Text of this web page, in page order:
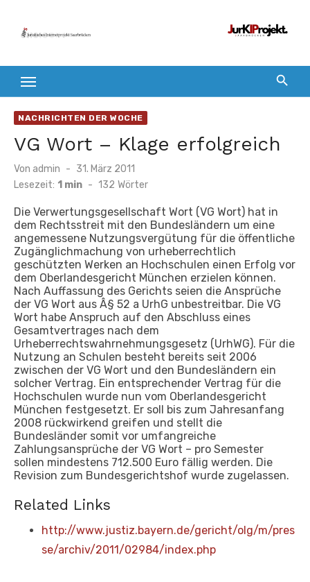
Inhalt
NACHRICHTEN DER WOCHE
VG Wort – Klage erfolgreich
Von admin
Veröffentlicht
am
31. März 2011
Lesezeit: 1 min - 132 Wörter
Die Verwertungsgesellschaft Wort (VG Wort) hat in
dem Rechtsstreit mit den Bundesländern um eine
angemessene Nutzungsvergütung für die öffentliche
Zugänglichmachung von urheberrechtlich
geschützten Werken an Hochschulen einen Erfolg vor
dem Oberlandesgericht München erzielen können.
Nach Auffassung des Gerichts seien die Ansprüche
der VG Wort aus Â§ 52 a UrhG unbestreitbar. Die VG
Wort habe Anspruch auf den Abschluss eines
Gesamtvertrages nach dem
Urheberrechtswahrnehmungsgesetz (UrhWG). Für die
Nutzung an Schulen besteht bereits seit 2006
zwischen der VG Wort und den Bundesländern ein
solcher Vertrag. Ein entsprechender Vertrag für die
Hochschulen wurde nun vom Oberlandesgericht
München festgesetzt. Er soll bis zum Jahresanfang
2008 rückwirkend greifen und stellt die
Bundesländer somit vor umfangreiche
Zahlungsansprüche der VG Wort – pro Semester
sollen mindestens 712.500 Euro fällig werden. Die
Revision zum Bundesgerichtshof wurde zugelassen.
Related Links
http://www.justiz.bayern.de/gericht/olg/m/pres
se/archiv/2011/02984/index.php